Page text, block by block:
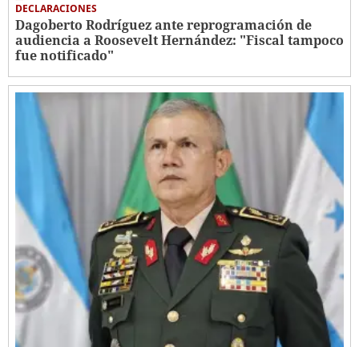
DECLARACIONES
Dagoberto Rodríguez ante reprogramación de
audiencia a Roosevelt Hernández: "Fiscal tampoco
fue notificado"